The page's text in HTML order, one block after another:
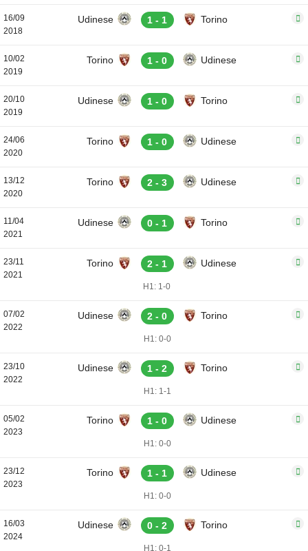
16/09
2018
Udinese 1 - 1 Torino
10/02
2019
Torino 1 - 0 Udinese
20/10
2019
Udinese 1 - 0 Torino
24/06
2020
Torino 1 - 0 Udinese
13/12
2020
Torino 2 - 3 Udinese
11/04
2021
Udinese 0 - 1 Torino
23/11
2021
Torino 2 - 1 Udinese
H1: 1-0
07/02
2022
Udinese 2 - 0 Torino
H1: 0-0
23/10
2022
Udinese 1 - 2 Torino
H1: 1-1
05/02
2023
Torino 1 - 0 Udinese
H1: 0-0
23/12
2023
Torino 1 - 1 Udinese
H1: 0-0
16/03
2024
Udinese 0 - 2 Torino
H1: 0-1